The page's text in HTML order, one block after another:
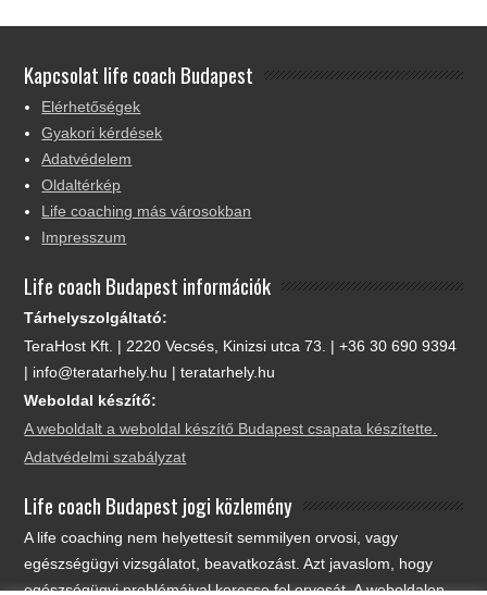
Kapcsolat life coach Budapest
Elérhetőségek
Gyakori kérdések
Adatvédelem
Oldaltérkép
Life coaching más városokban
Impresszum
Life coach Budapest információk
Tárhelyszolgáltató:
TeraHost Kft. | 2220 Vecsés, Kinizsi utca 73. | +36 30 690 9394
| info@teratarhely.hu | teratarhely.hu
Weboldal készítő:
A weboldalt a weboldal készítő Budapest csapata készítette.
Adatvédelmi szabályzat
Life coach Budapest jogi közlemény
A life coaching nem helyettesít semmilyen orvosi, vagy
egészségügyi vizsgálatot, beavatkozást. Azt javaslom, hogy
egészségügyi problémáival keresse fel orvosát. A weboldalon